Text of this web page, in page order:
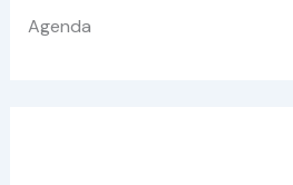
Agenda